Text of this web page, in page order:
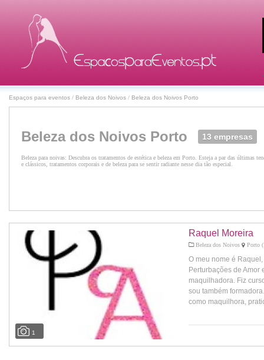
Espaços para eventos / Beleza dos Noivos / Beleza dos Noivos Porto
Beleza dos Noivos Porto 13 empresas
Beleza para noivas: Descubra os tratamentos de estética e beleza em Porto. Esteja a par das últimas
e clássicos, tratamentos corporais e de beleza para se sentir radiante nesse dia tão especial.
Raquel Moreira
Beleza dos Noivos Porto
O meu nome é
Perturbações de Amor
maquilhadora. Fiz
sou também
como maquilhora,
1